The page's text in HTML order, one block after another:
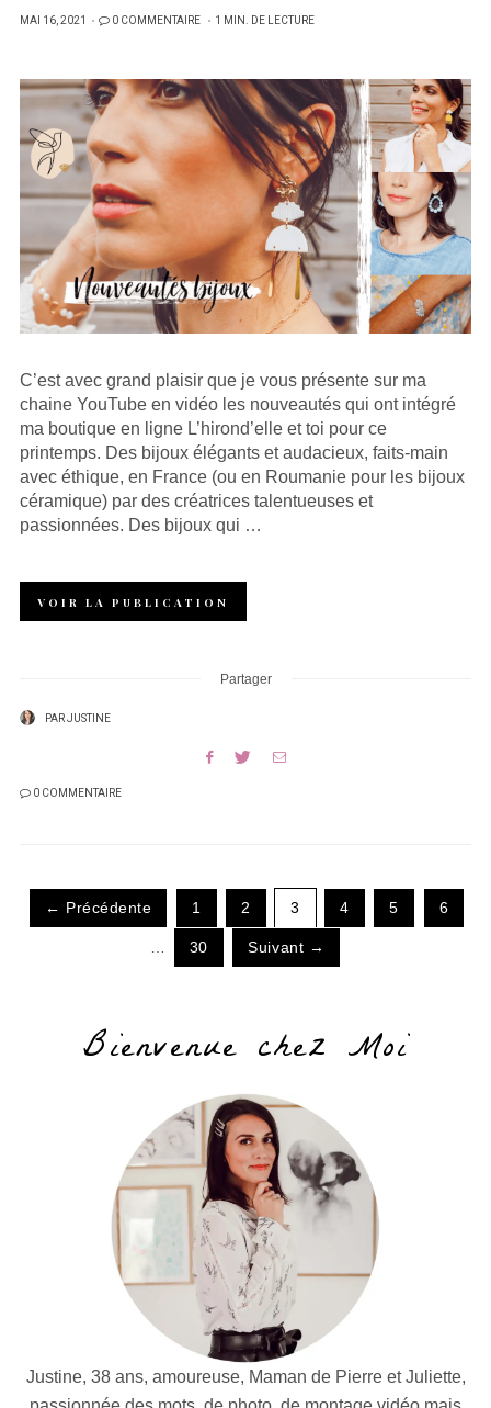
PUBLIÉ
MAI 16, 2021 0 COMMENTAIRE 1 MIN. DE LECTURE
C’est avec grand plaisir que je vous présente sur ma
chaine YouTube en vidéo les nouveautés qui ont intégré
ma boutique en ligne L’hirond’elle et toi pour ce
printemps. Des bijoux élégants et audacieux, faits-main
avec éthique, en France (ou en Roumanie pour les bijoux
céramique) par des créatrices talentueuses et
passionnées. Des bijoux qui …
VOIR LA PUBLICATION
Partager
PARJUSTINE
0 COMMENTAIRE
← Précédente 1 2 3 4 5 6
30 Suivant →
Bienvenue chez Moi
Justine, 38 ans, amoureuse, Maman de Pierre et Juliette,